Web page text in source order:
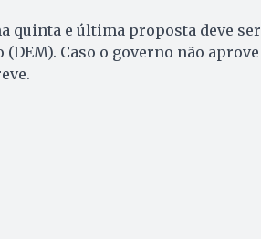
quinta e última proposta deve ser
Caso o governo não aprove